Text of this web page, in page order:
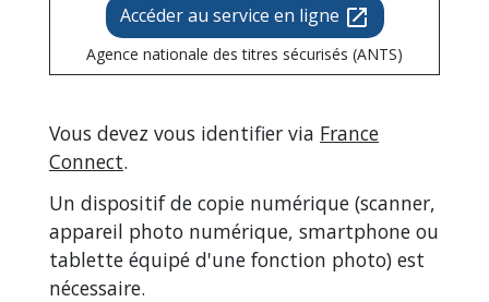
Accéder au service en ligne open_in_new
Agence nationale des titres sécurisés (ANTS)
Vous devez vous identifier via France
Connect.
Un dispositif de copie numérique (scanner,
appareil photo numérique, smartphone ou
tablette équipé d'une fonction photo) est
nécessaire.